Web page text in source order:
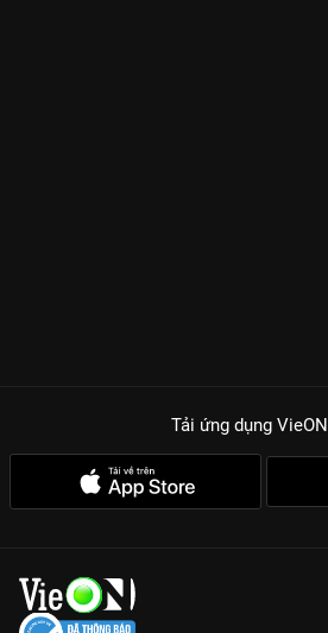
Tải ứng dụng VieON